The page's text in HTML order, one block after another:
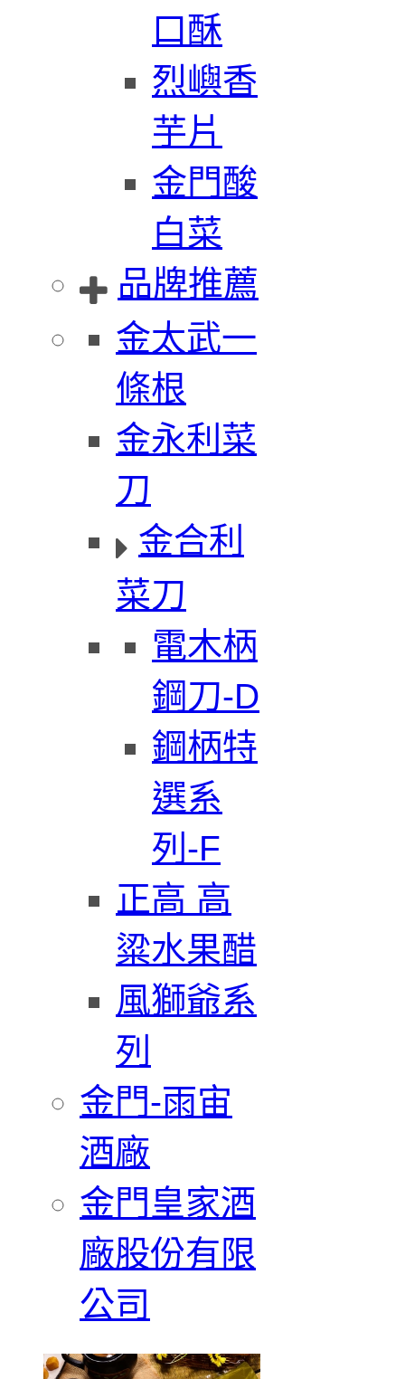
口酥
烈嶼香
芋片
金門酸
白菜
品牌推薦
金太武一
條根
金永利菜
刀
金合利
菜刀
電木柄
鋼刀-D
鋼柄特
選系
列-F
正高 高
粱水果醋
風獅爺系
列
金門-雨宙
酒廠
金門皇家酒
廠股份有限
公司